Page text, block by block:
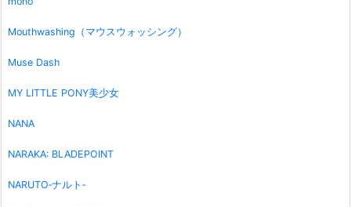
Mouthwashing（マウスウォッシング）
Muse Dash
MY LITTLE PONY美少女
NANA
NARAKA: BLADEPOINT
NARUTO‐ナルト‐